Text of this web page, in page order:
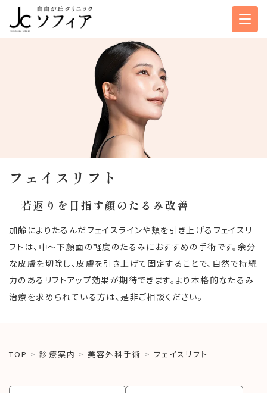
フェイスリフト
若返りを目指す顔のたるみ改善
加齢によりたるんだフェイスラインや頬を引き上げるフェイスリ
フトは、中〜下顔面の軽度のたるみにおすすめの手術です。余分
な皮膚を切除し、皮膚を引き上げて固定することで、自然で持続
力のあるリフトアップ効果が期待できます。より本格的なたるみ
治療を求められている方は、是非ご相談ください。
TOP 診療案内 美容外科手術 フェイスリフト